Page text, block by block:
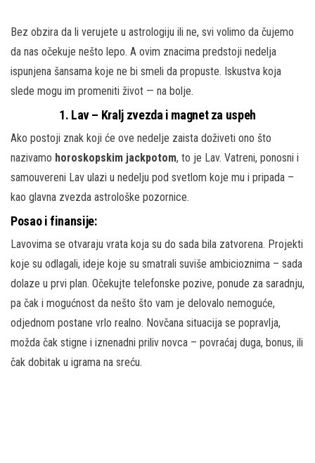
Bez obzira da li verujete u astrologiju ili ne, svi volimo da čujemo
da nas očekuje nešto lepo. A ovim znacima predstoji nedelja
ispunjena šansama koje ne bi smeli da propuste. Iskustva koja
slede mogu im promeniti život — na bolje.
1. Lav – Kralj zvezda i magnet za uspeh
Ako postoji znak koji će ove nedelje zaista doživeti ono što
nazivamo horoskopskim jackpotom, to je Lav. Vatreni, ponosni i
samouvereni Lav ulazi u nedelju pod svetlom koje mu i pripada –
kao glavna zvezda astrološke pozornice.
Posao i finansije:
Lavovima se otvaraju vrata koja su do sada bila zatvorena. Projekti
koje su odlagali, ideje koje su smatrali suviše ambicioznima – sada
dolaze u prvi plan. Očekujte telefonske pozive, ponude za saradnju,
pa čak i mogućnost da nešto što vam je delovalo nemoguće,
odjednom postane vrlo realno. Novčana situacija se popravlja,
možda čak stigne i iznenadni priliv novca – povraćaj duga, bonus, ili
čak dobitak u igrama na sreću.